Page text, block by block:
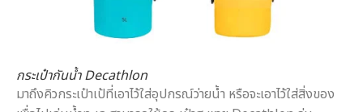
กระเป๋ากันน้ำ Decathlon
มาถึงคิวกระเป๋าเป้ที่เอาไว้ใส่อุปกรณ์ว่ายน้ำ หรือจะเอาไว้ใส่สิ่งของ